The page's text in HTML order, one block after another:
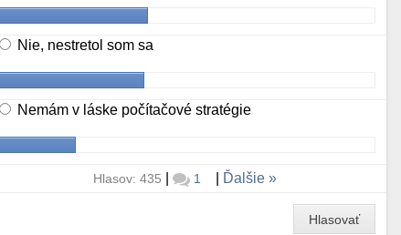
Nie, nestretol som sa
Nemám v láske počítačové stratégie
Hlasov: 435 | 1 Ďalšie
Hlasovať